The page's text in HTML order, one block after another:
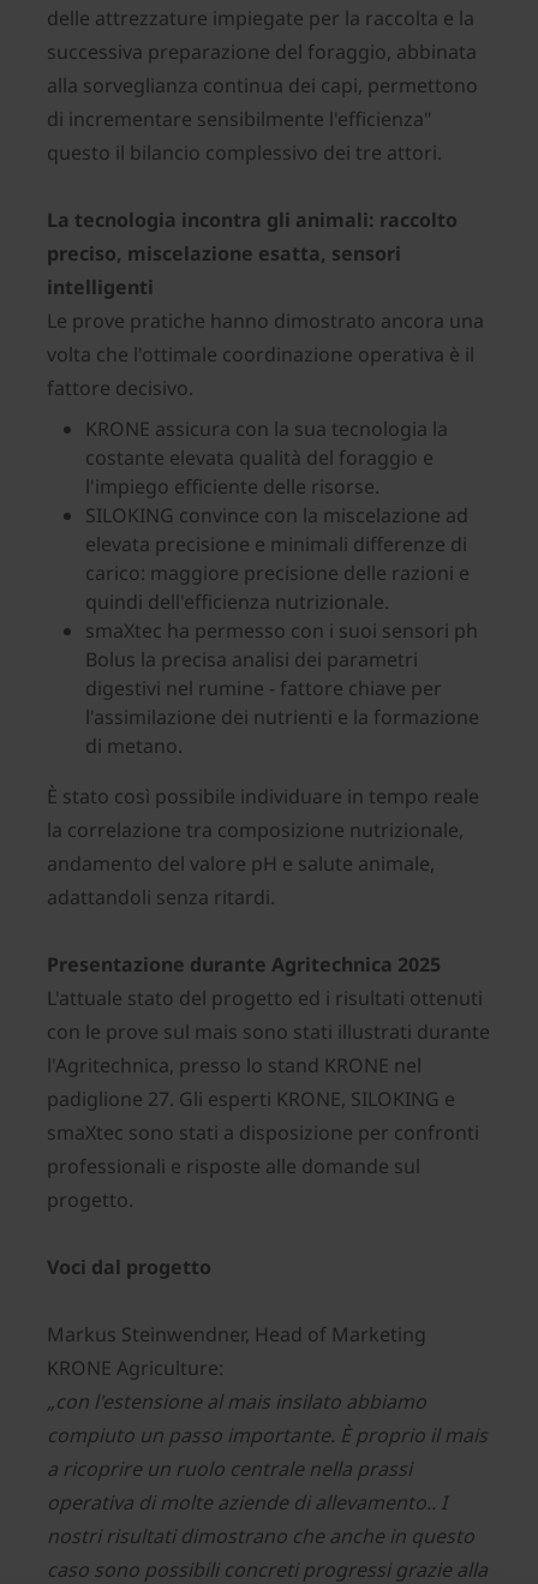
delle attrezzature impiegate per la raccolta e la
successiva preparazione del foraggio, abbinata
alla sorveglianza continua dei capi, permettono
di incrementare sensibilmente l'efficienza"
questo il bilancio complessivo dei tre attori.
La tecnologia incontra gli animali: raccolto
preciso, miscelazione esatta, sensori
intelligenti
Le prove pratiche hanno dimostrato ancora una
volta che l'ottimale coordinazione operativa è il
fattore decisivo.
KRONE assicura con la sua tecnologia la
costante elevata qualità del foraggio e
l'impiego efficiente delle risorse.
SILOKING convince con la miscelazione ad
elevata precisione e minimali differenze di
carico: maggiore precisione delle razioni e
quindi dell'efficienza nutrizionale.
smaXtec ha permesso con i suoi sensori ph
Bolus la precisa analisi dei parametri
digestivi nel rumine - fattore chiave per
l'assimilazione dei nutrienti e la formazione
di metano.
È stato così possibile individuare in tempo reale
la correlazione tra composizione nutrizionale,
andamento del valore pH e salute animale,
adattandoli senza ritardi.
Presentazione durante Agritechnica 2025
L'attuale stato del progetto ed i risultati ottenuti
con le prove sul mais sono stati illustrati durante
l'Agritechnica, presso lo stand KRONE nel
padiglione 27. Gli esperti KRONE, SILOKING e
smaXtec sono stati a disposizione per confronti
professionali e risposte alle domande sul
progetto.
Voci dal progetto
Markus Steinwendner, Head of Marketing
KRONE Agriculture:
„con l'estensione al mais insilato abbiamo
compiuto un passo importante. È proprio il mais
a ricoprire un ruolo centrale nella prassi
operativa di molte aziende di allevamento.. I
nostri risultati dimostrano che anche in questo
caso sono possibili concreti progressi grazie alla